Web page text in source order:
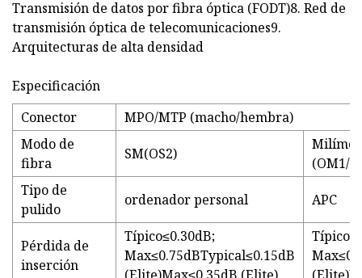
Transmisión de datos por fibra óptica (FODT)8. Red de
transmisión óptica de telecomunicaciones9.
Arquitecturas de alta densidad
Especificación
Conector
MPO/MTP (macho/hembra)
Modo de
fibra
SM(OS2)
(OM1/
Tipo de
pulido
ordenador personal APC
Pérdida de
inserción
Típico≤0.30dB;
Max≤0.75dBTypical≤0.15dB